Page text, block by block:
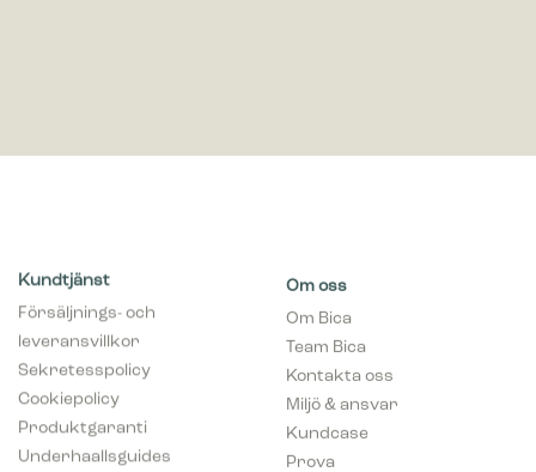
Kundtjänst
Försäljnings- och
leveransvillkor
Sekretesspolicy
Cookiepolicy
Produktgaranti
Underhaallsguides
Om oss
Om Bica
Team Bica
Kontakta oss
Miljö & ansvar
Kundcase
Prova